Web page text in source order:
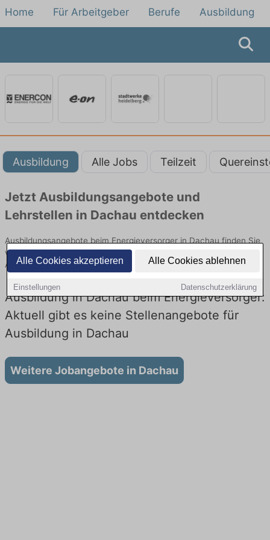
Alle Cookies akzeptieren Alle Cookies ablehnen
Einstellungen Datenschutzerklärung
Home Für Arbeitgeber Berufe Ausbildung
Ausbildung Alle Jobs Teilzeit
Jetzt Ausbildungsangebote und
Lehrstellen in Dachau entdecken
Ausbildungsangebote beim Energieversorger in Dachau finden Sie
von namhaften Firmen. Entdecken Sie freie Optionen von Top-
Arbeitgebern und bewerben Sie sich noch heute.
Ausbildung in Dachau beim Energieversorger:
Aktuell gibt es keine Stellenangebote für
Ausbildung in Dachau
Weitere Jobangebote in Dachau